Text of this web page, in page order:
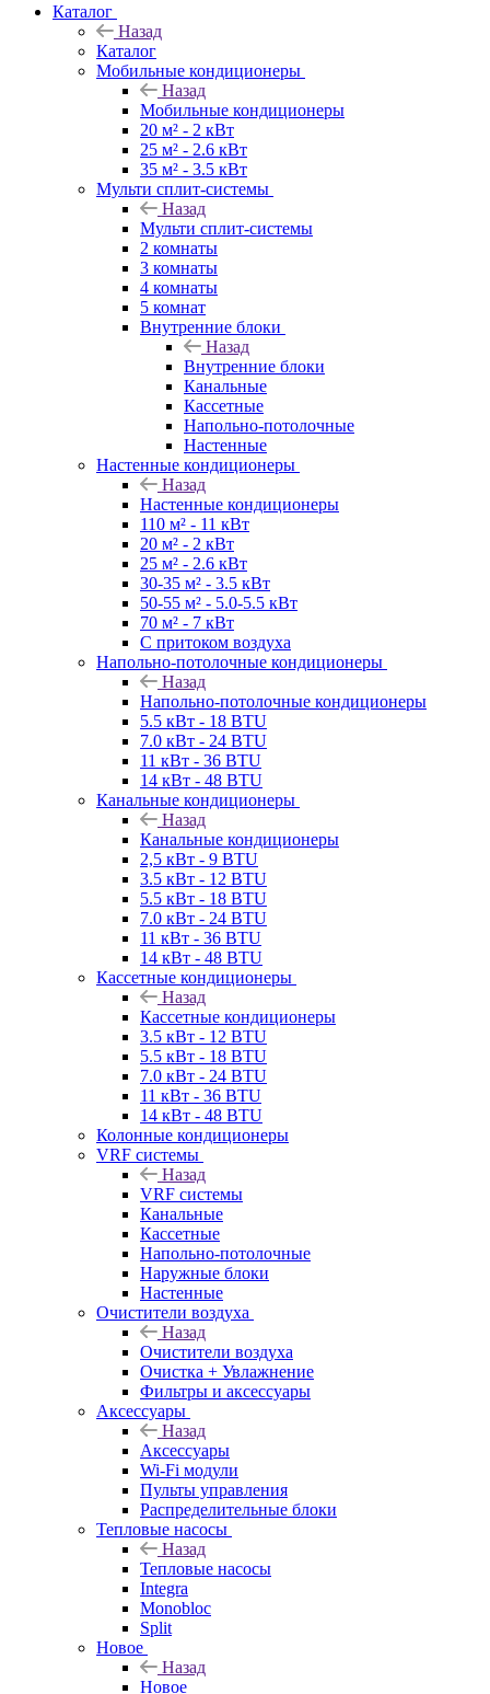
Каталог
Назад
Каталог
Мобильные кондиционеры
Назад
Мобильные кондиционеры
20 м² - 2 кВт
25 м² - 2.6 кВт
35 м² - 3.5 кВт
Мульти сплит-системы
Назад
Мульти сплит-системы
2 комнаты
3 комнаты
4 комнаты
5 комнат
Внутренние блоки
Назад
Внутренние блоки
Канальные
Кассетные
Напольно-потолочные
Настенные
Настенные кондиционеры
Назад
Настенные кондиционеры
110 м² - 11 кВт
20 м² - 2 кВт
25 м² - 2.6 кВт
30-35 м² - 3.5 кВт
50-55 м² - 5.0-5.5 кВт
70 м² - 7 кВт
С притоком воздуха
Напольно-потолочные кондиционеры
Назад
Напольно-потолочные кондиционеры
5.5 кВт - 18 BTU
7.0 кВт - 24 BTU
11 кВт - 36 BTU
14 кВт - 48 BTU
Канальные кондиционеры
Назад
Канальные кондиционеры
2,5 кВт - 9 BTU
3.5 кВт - 12 BTU
5.5 кВт - 18 BTU
7.0 кВт - 24 BTU
11 кВт - 36 BTU
14 кВт - 48 BTU
Кассетные кондиционеры
Назад
Кассетные кондиционеры
3.5 кВт - 12 BTU
5.5 кВт - 18 BTU
7.0 кВт - 24 BTU
11 кВт - 36 BTU
14 кВт - 48 BTU
Колонные кондиционеры
VRF системы
Назад
VRF системы
Канальные
Кассетные
Напольно-потолочные
Наружные блоки
Настенные
Очистители воздуха
Назад
Очистители воздуха
Очистка + Увлажнение
Фильтры и аксессуары
Аксессуары
Назад
Аксессуары
Wi-Fi модули
Пульты управления
Распределительные блоки
Тепловые насосы
Назад
Тепловые насосы
Integra
Monobloc
Split
Новое
Назад
Новое